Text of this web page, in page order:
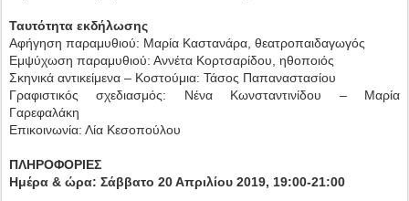
Ταυτότητα εκδήλωσης
Αφήγηση παραμυθιού: Μαρία Καστανάρα, θεατροπαιδαγωγός
Εμψύχωση παραμυθιού: Αννέτα Κορτσαρίδου, ηθοποιός
Σκηνικά αντικείμενα – Κοστούμια: Τάσος Παπαναστασίου
Γραφιστικός σχεδιασμός: Νένα Κωνσταντινίδου – Μαρία
Γαρεφαλάκη
Επικοινωνία: Λία Κεσοπούλου
ΠΛΗΡΟΦΟΡΙΕΣ
Ημέρα & ώρα: Σάββατο 20 Απριλίου 2019, 19:00-21:00